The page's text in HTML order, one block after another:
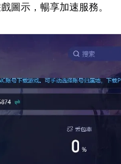
圖示，暢享加速服務。